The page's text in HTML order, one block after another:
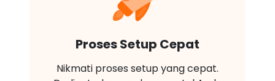
Proses Setup Cepat
Nikmati proses setup yang cepat.